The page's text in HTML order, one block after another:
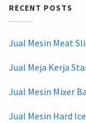
RECENT POSTS
Jual Mesin Meat
Jual Meja Kerja
Jual Mesin Mixer
Jual Mesin Hard